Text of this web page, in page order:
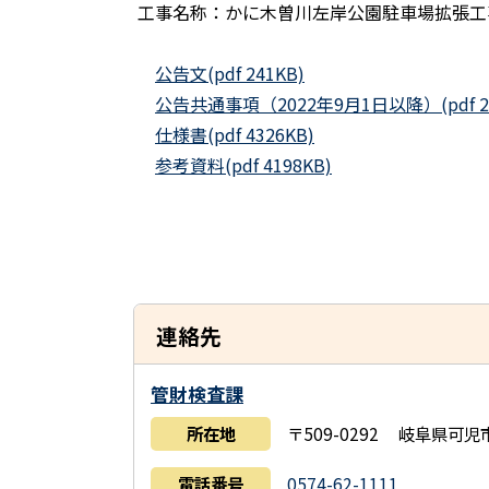
工事名称：かに木曽川左岸公園駐車場拡張
公告文(pdf 241KB)
公告共通事項（2022年9月1日以降）(pdf
仕様書(pdf 4326KB)
参考資料(pdf 4198KB)
連絡先
管財検査課
所在地 〒509-0292 岐阜県可児
電話番号 0574-62-1111